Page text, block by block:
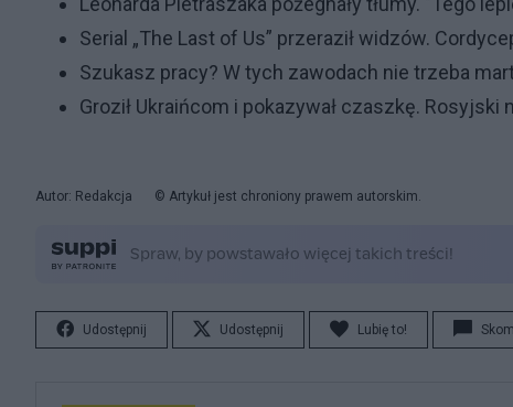
Serial „The Last of Us” przeraził widzów.
Szukasz pracy? W tych zawodach nie trzeba
Groził Ukraińcom i pokazywał czaszkę. Rosyjski
Autor: Redakcja © Artykuł jest chroniony prawem autorskim.
Udostępnij Udostępnij Lubię to!